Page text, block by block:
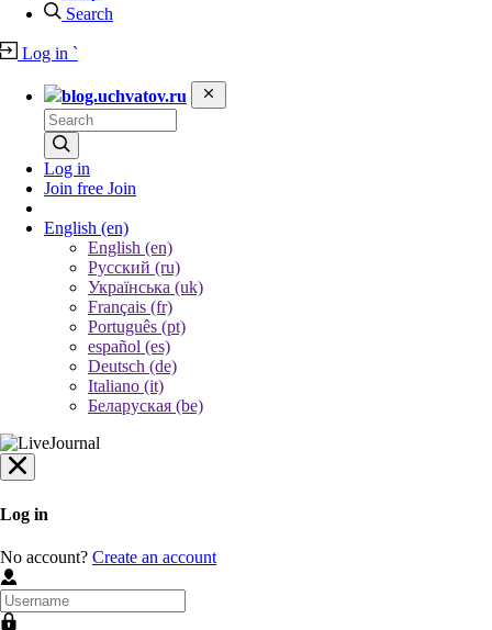
Search
Log in `
blog.uchvatov.ru
Log in
Join free Join
English (en)
English (en)
Русский (ru)
Українська (uk)
Français (fr)
Português (pt)
español (es)
Deutsch (de)
Italiano (it)
Беларуская (be)
Log in
No account? Create an account